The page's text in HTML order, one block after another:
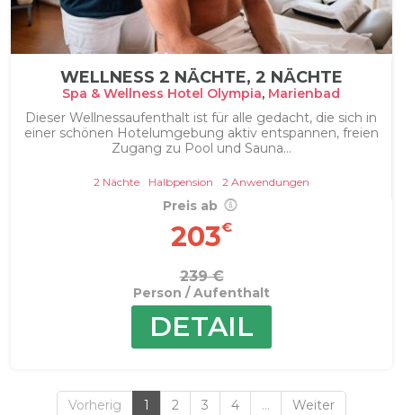
WELLNESS 2 NÄCHTE, 2 NÄCHTE
Spa & Wellness Hotel Olympia, Marienbad
Dieser Wellnessaufenthalt ist für alle gedacht, die sich in
einer schönen Hotelumgebung aktiv entspannen, freien
Zugang zu Pool und Sauna...
2 Nächte Halbpension 2 Anwendungen
Preis ab
203€
239 €
Person / Aufenthalt
DETAIL
Vorherig 1 2 3 4 ... Weiter